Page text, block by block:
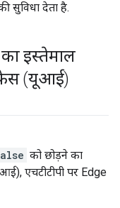
देता है.
इस्तेमाल
(यूआई)
को छोड़ने का
एचटीटीपी पर Edge